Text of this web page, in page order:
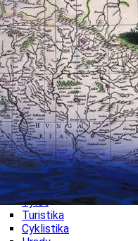
Divadlo
Folklór
Fašiangy
Pobyty
Kaviarne
Víno
a tradície
a agroturistika
obchod a doprava
kraj
Výlet
Turistika
Cyklistika